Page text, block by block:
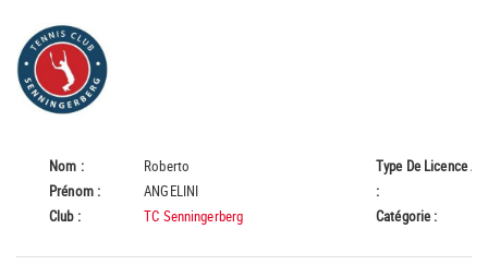
Nom :
Roberto
Prénom :
ANGELINI
Club :
TC Senningerberg
Type De Licence
:
A
Catégorie :